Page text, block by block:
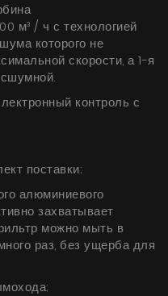
ВСЕм³ / ч с технологией
которого не
скорости, а 1-я
контроль с
поставки;
алюминиевого
захватывает
можно мыть в
раз, без ущерба для